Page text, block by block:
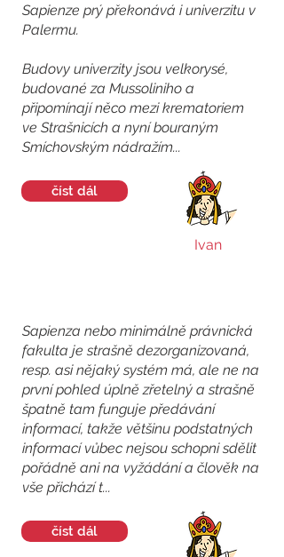
Sapienze prý překonává i univerzitu v
Palermu.
Budovy univerzity jsou velkorysé,
budované za Mussoliniho a
připomínají něco mezi krematoriem
ve Strašnicích a nyní bouraným
Smíchovským nádražím...
číst dál
Ivan
Sapienza nebo minimálně právnická
fakulta je strašně dezorganizovaná,
resp. asi nějaký systém má, ale ne na
první pohled úplně zřetelný a strašně
špatně tam funguje předávání
informací, takže většinu podstatných
informací vůbec nejsou schopni sdělit
pořádně ani na vyžádání a člověk na
vše přichází t...
číst dál